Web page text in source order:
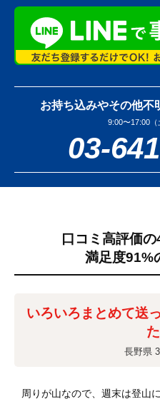
お持ち込みやその他不
9:00〜17:00（
03-
口コミ高評価
満足度91%
いろいろまとめて送
長野県
周りが山なので、週末は登山